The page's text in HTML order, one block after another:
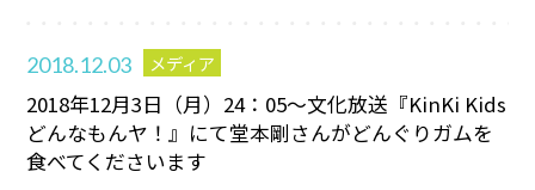
2018.12.03 メディア
2018年12月3日（月）24：05～文化放送『KinKi Kids
どんなもんヤ！』にて堂本剛さんがどんぐりガムを
食べてくださいます